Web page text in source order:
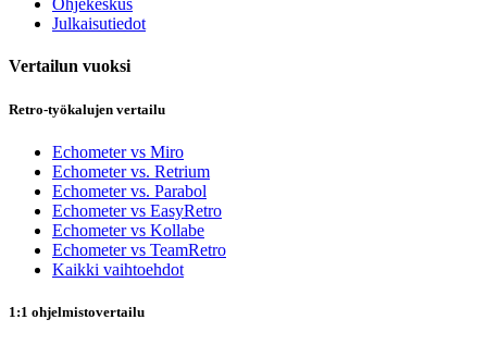
Ohjekeskus
Julkaisutiedot
Vertailun vuoksi
Retro-työkalujen vertailu
Echometer vs Miro
Echometer vs. Retrium
Echometer vs. Parabol
Echometer vs EasyRetro
Echometer vs Kollabe
Echometer vs TeamRetro
Kaikki vaihtoehdot
1:1 ohjelmistovertailu